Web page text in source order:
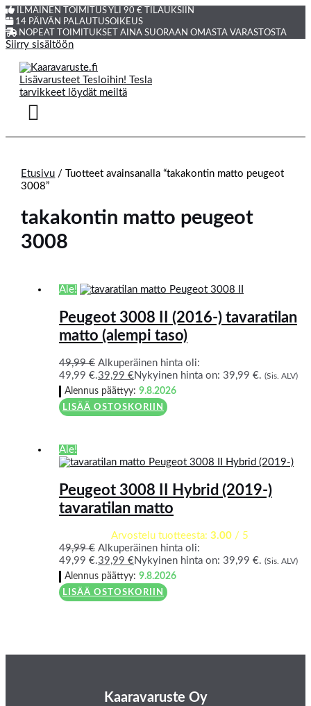
ILMAINEN TOIMITUS YLI 90 € TILAUKSIIN
14 PÄIVÄN PALAUTUSOIKEUS
NOPEAT TOIMITUKSET AINA SUORAAN OMASTA VARASTOSTA
Siirry sisältöön
Etusivu / Tuotteet avainsanalla “takakontin matto peugeot
3008”
takakontin matto peugeot
3008
Ale!
Peugeot 3008 II (2016-) tavaratilan
matto (alempi taso)
49,99€ Alkuperäinen hinta oli:
49,99 €.39,99€Nykyinen hinta on: 39,99 €. (Sis. ALV)
Alennus päättyy:9.8.2026
LISÄÄ OSTOSKORIIN
Ale!
Peugeot 3008 II Hybrid (2019-)
tavaratilan matto
Arvostelu tuotteesta: 3.00/ 5
49,99€ Alkuperäinen hinta oli:
49,99 €.39,99€Nykyinen hinta on: 39,99 €. (Sis. ALV)
Alennus päättyy:9.8.2026
LISÄÄ OSTOSKORIIN
Kaaravaruste Oy